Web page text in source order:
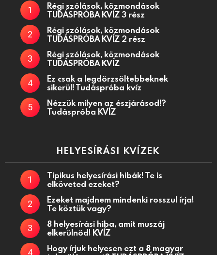
Régi szólások, közmondások
TUDÁSPRÓBA KVÍZ 3 rész
Régi szólások, közmondások
TUDÁSPRÓBA KVÍZ 2 rész
Régi szólások, közmondások
TUDÁSPRÓBA KVÍZ
Ez csak a legdörzsöltebbeknek
sikerül! Tudáspróba kvíz
Nézzük milyen az észjárásod!?
Tudáspróba KVÍZ
HELYESÍRÁSI KVÍZEK
Tipikus helyesírási hibák! Te is
elköveted ezeket?
Ezeket majdnem mindenki rosszul írja!
Te köztük vagy?
8 helyesírási hiba, amit muszáj
elkerülnöd! KVÍZ
Hogy írjuk helyesen ezt a 8 magyar